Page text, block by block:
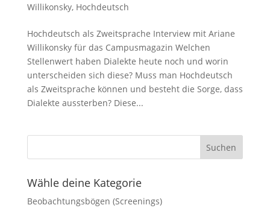
Willikonsky, Hochdeutsch
Hochdeutsch als Zweitsprache Interview mit Ariane
Willikonsky für das Campusmagazin Welchen
Stellenwert haben Dialekte heute noch und worin
unterscheiden sich diese? Muss man Hochdeutsch
als Zweitsprache können und besteht die Sorge, dass
Dialekte aussterben? Diese...
Wähle deine Kategorie
Beobachtungsbögen (Screenings)